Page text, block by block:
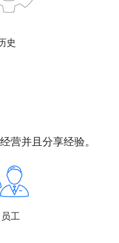
史
营并且分享经验。
工